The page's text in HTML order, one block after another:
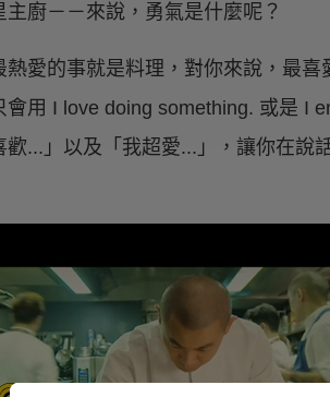
廚－－來說，勇氣是什麼呢？
愛的事就是料理，對你來說，最喜
用 I love doing something. 或是 I
歡...」以及「我超愛...」，讓你在說